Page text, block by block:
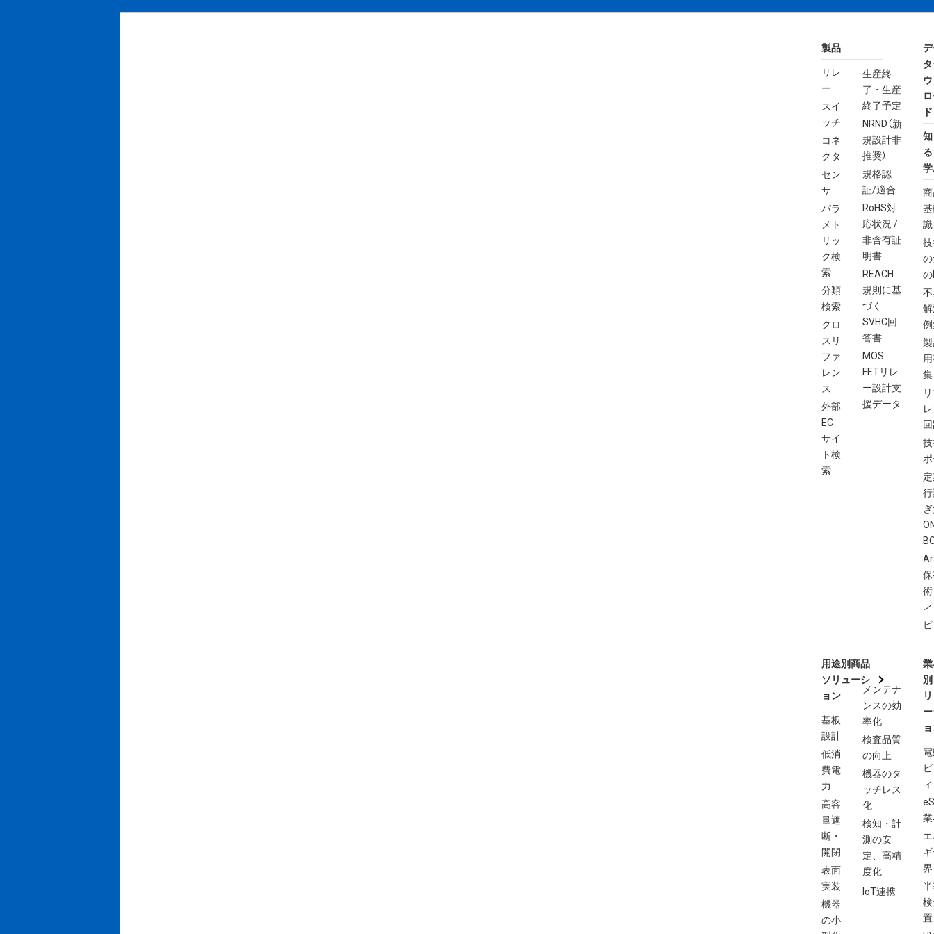
製品
リレ
ー
スイ
ッチ
コネ
クタ
セン
サ
パラ
メト
リッ
ク検
索
分類
検索
クロ
スリ
ファ
レン
ス
外部
EC
サイ
ト検
索
生産終
了・生産
終了予定
NRND（新
規設計非
推奨）
規格認
証/適合
RoHS対
応状況 /
非含有証
明書
REACH
規則に基
づく
SVHC回
答書
MOS
FETリレ
ー設計支
援データ
ド
知
識
の
集
術
用途別商品
ソリューシ
ョン
基板
設計
低消
費電
力
高容
量遮
断・
開閉
表面
実装
機器
の小
メンテナ
ンスの効
率化
検査品質
の向上
機器のタ
ッチレス
化
検知・計
測の安
定、高精
度化
IoT連携
ィ
界
置